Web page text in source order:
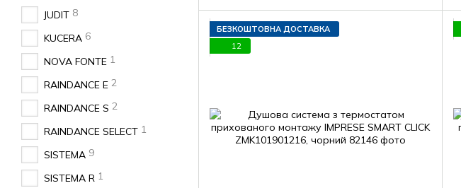
БЕЗКОШТОВНА ДОСТАВКА
12
JUDIT 8
KUCERA 6
NOVA FONTE 1
RAINDANCE E 2
RAINDANCE S 2
RAINDANCE SELECT 1
SISTEMA 9
SISTEMA R 1